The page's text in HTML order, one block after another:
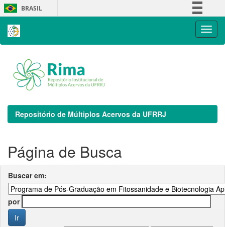
Skip
navigation
BRASIL
Repositório de Múltiplos Acervos da UFRRJ
Página de Busca
Buscar em:
por